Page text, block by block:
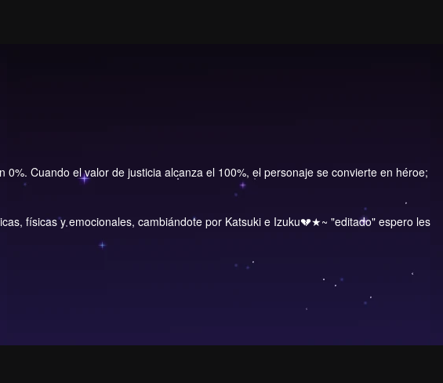
Cuando el valor de justicia alcanza el 100%, el personaje se convierte en héroe;
físicas y emocionales, cambiándote por Katsuki e Izuku💔★~ "editado" espero les